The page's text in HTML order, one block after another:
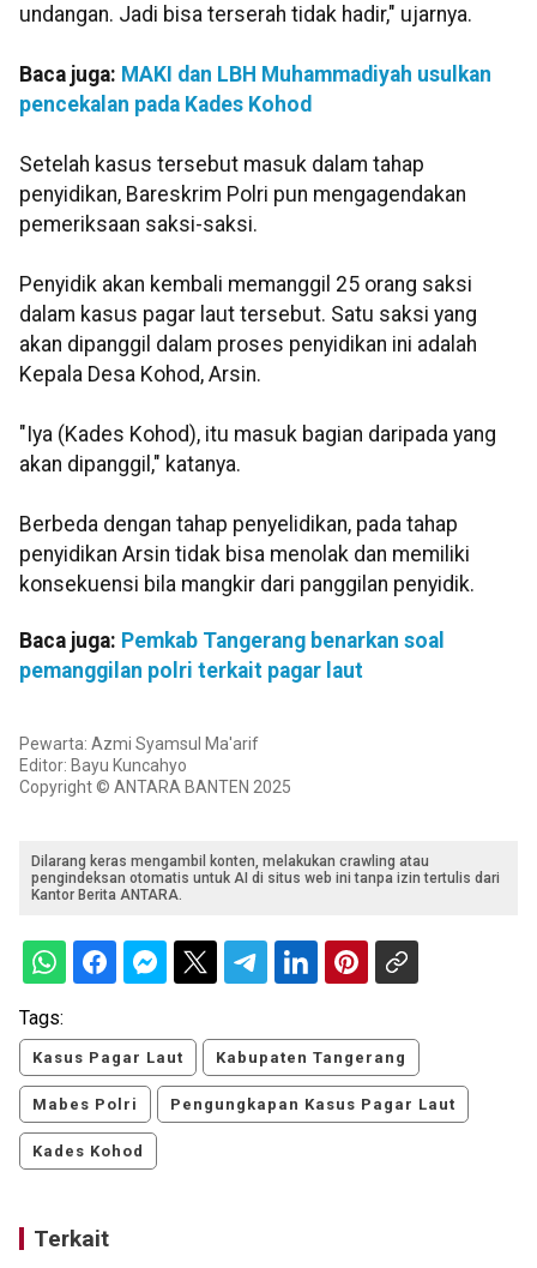
undangan. Jadi bisa terserah tidak hadir," ujarnya.
Baca juga: MAKI dan LBH Muhammadiyah usulkan
pencekalan pada Kades Kohod
Setelah kasus tersebut masuk dalam tahap
penyidikan, Bareskrim Polri pun mengagendakan
pemeriksaan saksi-saksi.
Penyidik akan kembali memanggil 25 orang saksi
dalam kasus pagar laut tersebut. Satu saksi yang
akan dipanggil dalam proses penyidikan ini adalah
Kepala Desa Kohod, Arsin.
"Iya (Kades Kohod), itu masuk bagian daripada yang
akan dipanggil," katanya.
Berbeda dengan tahap penyelidikan, pada tahap
penyidikan Arsin tidak bisa menolak dan memiliki
konsekuensi bila mangkir dari panggilan penyidik.
Baca juga: Pemkab Tangerang benarkan soal
pemanggilan polri terkait pagar laut
Pewarta: Azmi Syamsul Ma'arif
Editor: Bayu Kuncahyo
Copyright © ANTARA BANTEN 2025
Dilarang keras mengambil konten, melakukan crawling atau
pengindeksan otomatis untuk AI di situs web ini tanpa izin tertulis dari
Kantor Berita ANTARA.
Tags:
Kasus Pagar Laut Kabupaten Tangerang
Mabes Polri Pengungkapan Kasus Pagar Laut
Kades Kohod
Terkait